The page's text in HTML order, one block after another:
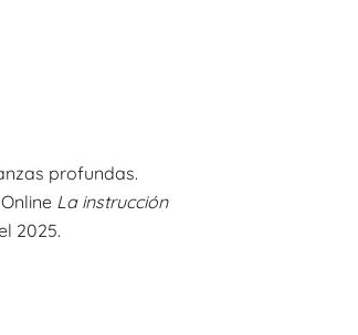
profundas.
La instrucción
2025.